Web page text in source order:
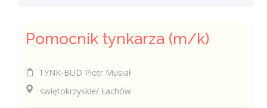
Pomocnik tynkarza (m/k)
TYNK-BUD Piotr Musiał
świętokrzyskie/ Łachów